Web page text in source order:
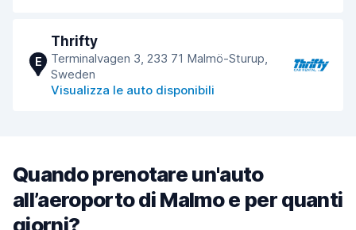
E
Thrifty
Terminalvagen 3, 233 71 Malmö-Sturup,
Sweden
Visualizza le auto disponibili
Quando prenotare un'auto
all’aeroporto di Malmo e per quanti
giorni?